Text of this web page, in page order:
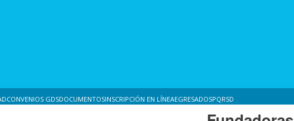
CONVENIOS GDSDOCUMENTOSINSCRIPCIÓN EN LÍNEAEGRESADOSPQRSD